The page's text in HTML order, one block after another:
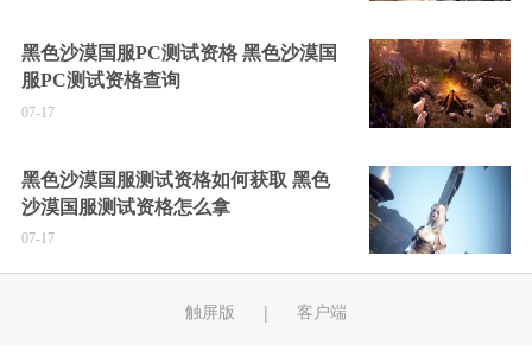
黑色沙漠国服PC测试资格 黑色沙漠国
服PC测试资格查询
07-17
黑色沙漠国服测试资格如何获取 黑色
沙漠国服测试资格怎么拿
07-17
触屏版 | 客户端